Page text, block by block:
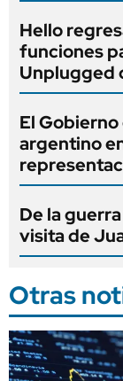
Hello
funciones
Unplugged
El
argentino
De la
visita de
Otras